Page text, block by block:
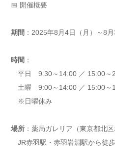
📅 開催概要
期間 ：2025年8月4日（月）～8月
時間 ：
平日 9:30～14:00 ／ 15:00～
土曜 9:00～14:00 ／ 15:00～
※日曜休み
場所 ：薬局ガレリア（東京都北区
JR赤羽駅・赤羽岩淵駅から徒